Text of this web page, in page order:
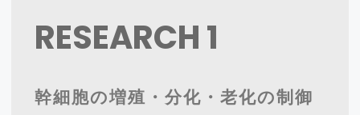
RESEARCH 1
幹細胞の増殖・分化・老化の制御